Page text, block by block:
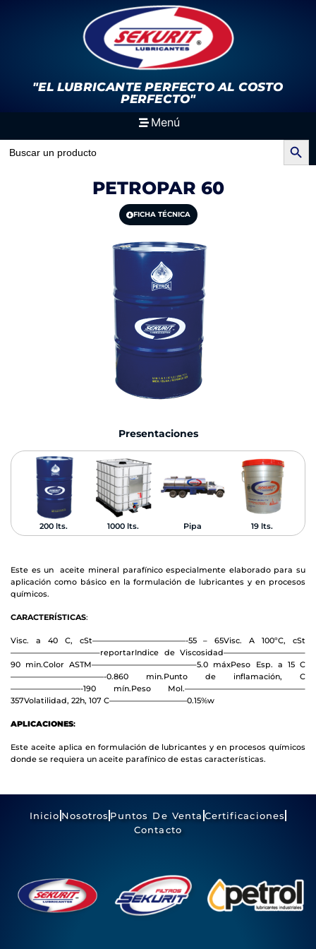
"EL LUBRICANTE PERFECTOAL COSTO
PERFECTO"
Menú
Search
for:
Search Button
PETROPAR 60
FICHA TÉCNICA
Presentaciones
200 lts. 1000 lts. Pipa 19 lts.
Este es un aceite mineral parafínico especialmente elaborado para su
aplicación como básico en la formulación de lubricantes y en procesos
químicos.
CARACTERÍSTICAS:
Visc. a 40 C, cSt————————————-55 – 65Visc. A 100ºC, cSt
———————————–reportarIndice de Viscosidad——————————–
90 min.Color ASTM—————————————–5.0 máxPeso Esp. a 15 C
————————————-0.860 min.Punto de inflamación, C
—————————-190 mín.Peso Mol.———————————————–
357Volatilidad, 22h, 107 C——————————0.15%w
APLICACIONES:
Este aceite aplica en formulación de lubricantes y en procesos químicos
donde se requiera un aceite parafínico de estas características.
Inicio Nosotros Puntos De Venta Certificaciones
Contacto